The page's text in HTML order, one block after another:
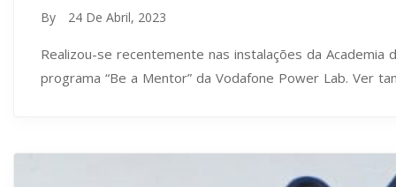
By 24 De Abril, 2023
Realizou-se recentemente nas instalações da
programa “Be a Mentor” da Vodafone Power Lab. Ver